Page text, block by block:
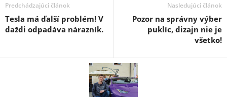
Predchádzajúci článok
Tesla má ďalší problém! V
daždi odpadáva nárazník.
Nasledujúci článok
Pozor na správny výber
puklíc, dizajn nie je
všetko!